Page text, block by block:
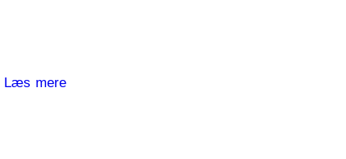
Læs mere